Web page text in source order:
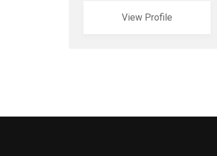
View Profile